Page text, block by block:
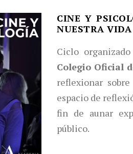
CINE Y
NUESTRA VIDA
Ciclo
Colegio Oficial
reflexionar
espacio de
fin de aunar
público.